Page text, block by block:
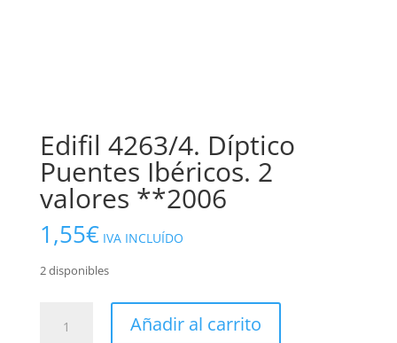
Edifil 4263/4. Díptico
Puentes Ibéricos. 2
valores **2006
1,55€ IVA INCLUÍDO
2 disponibles
4263/4.
Añadir al carrito